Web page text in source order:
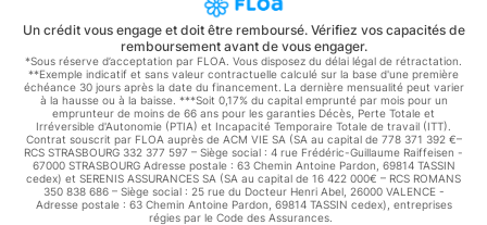
Un crédit vous engage et doit être remboursé. Vérifiez vos capacités de
remboursement avant de vous engager.
*Sous réserve d’acceptation par FLOA. Vous disposez du délai légal de rétractation.
**Exemple indicatif et sans valeur contractuelle calculé sur la base d'une première
échéance 30 jours après la date du financement. La dernière mensualité peut varier
à la hausse ou à la baisse. ***Soit 0,17% du capital emprunté par mois pour un
emprunteur de moins de 66 ans pour les garanties Décès, Perte Totale et
Irréversible d'Autonomie (PTIA) et Incapacité Temporaire Totale de travail (ITT).
Contrat souscrit par FLOA auprès de ACM VIE SA (SA au capital de 778 371 392 €–
RCS STRASBOURG 332 377 597 – Siège social : 4 rue Frédéric-Guillaume Raiffeisen -
67000 STRASBOURG Adresse postale : 63 Chemin Antoine Pardon, 69814 TASSIN
cedex) et SERENIS ASSURANCES SA (SA au capital de 16 422 000€ – RCS ROMANS
350 838 686 – Siège social : 25 rue du Docteur Henri Abel, 26000 VALENCE -
Adresse postale : 63 Chemin Antoine Pardon, 69814 TASSIN cedex), entreprises
régies par le Code des Assurances.